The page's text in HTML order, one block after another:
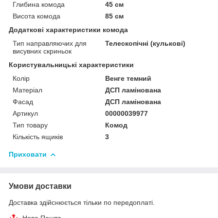
Глибина комода
45 см
Висота комода
85 см
Додаткові характеристики комода
Тип направляючих для
висувних скриньок
Телескопічні (кулькові)
Користувальницькі характеристики
Колір
Венге темний
Матеріал
ДСП ламінована
Фасад
ДСП ламінована
Артикул
00000039977
Тип товару
Комод
Кількість ящиків
3
Приховати
Умови доставки
Доставка здійснюється тільки по передоплаті.